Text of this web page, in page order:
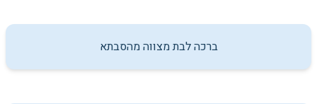
ברכה לבת מצווה מהסבתא